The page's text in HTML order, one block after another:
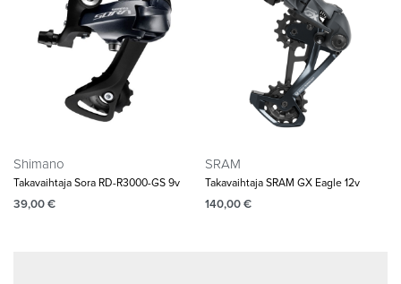
Shimano
Takavaihtaja Sora RD-R3000-GS 9v
39,00€
SRAM
Takavaihtaja SRAM GX Eagle 12v
140,00€